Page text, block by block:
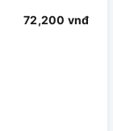
72,200 vnđ